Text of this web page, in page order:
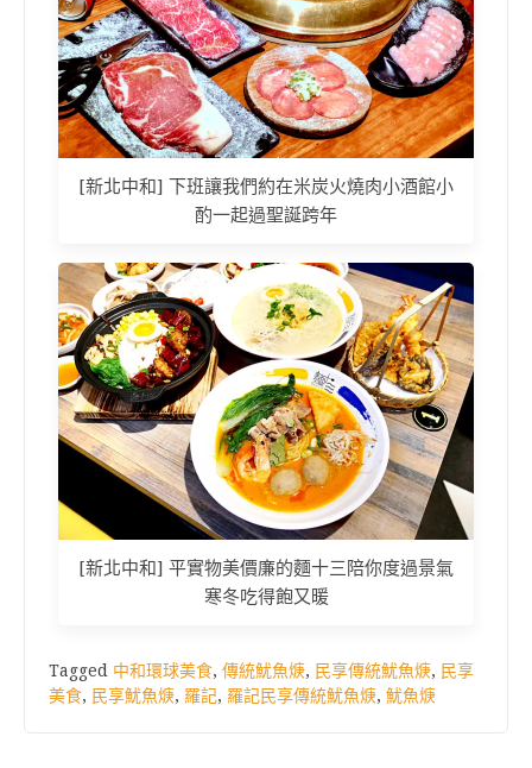
[新北中和] 下班讓我們約在米炭火燒肉小酒館小
酌一起過聖誕跨年
[新北中和] 平實物美價廉的麵十三陪你度過景氣
寒冬吃得飽又暖
Tagged 中和環球美食, 傳統魷魚焿, 民享傳統魷魚焿, 民享
美食, 民享魷魚焿, 羅記, 羅記民享傳統魷魚焿, 魷魚焿